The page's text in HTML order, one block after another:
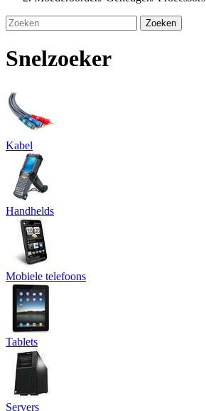
Zoeken
Snelzoeker
Kabel
Handhelds
Mobiele telefoons
Tablets
Servers